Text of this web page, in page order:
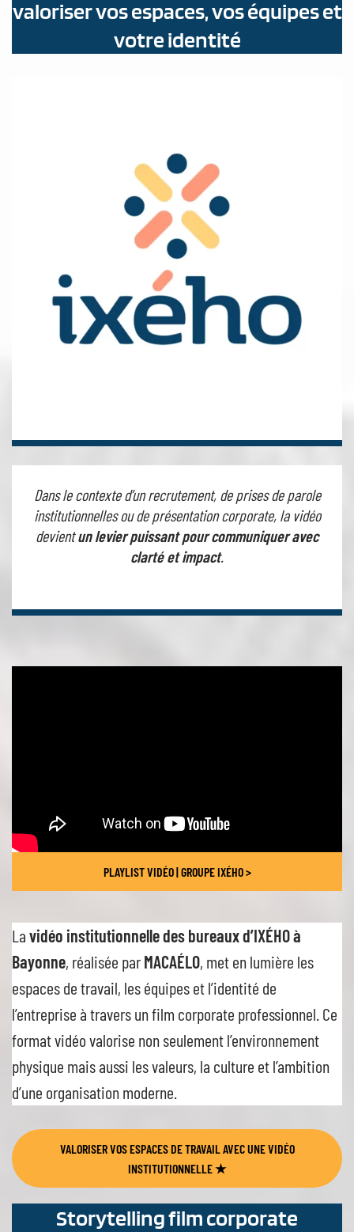
valoriser vos espaces, vos équipes et
votre identité
Dans le contexte d’un recrutement, de prises de parole
institutionnelles ou de présentation corporate, la vidéo
devientun levier puissant pour communiquer avec
clarté et impact.
PLAYLIST VIDÉO | GROUPE IXÉHO >
Lavidéo institutionnelle des bureaux d’IXÉHO à
Bayonne, réalisée parMACAÉLO, met en lumière les
espaces de travail, les équipes et l’identité de
l’entreprise à travers un film corporate professionnel. Ce
format vidéo valorise non seulement l’environnement
physique mais aussi les valeurs, la culture et l’ambition
d’une organisation moderne.
VALORISER VOS ESPACES DE TRAVAIL AVEC UNE VIDÉO
INSTITUTIONNELLE★
Storytelling film corporate